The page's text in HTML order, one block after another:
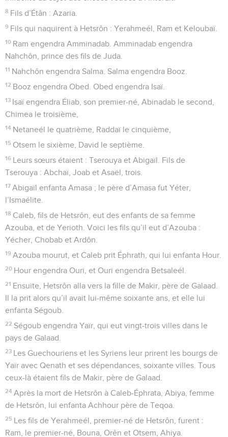
8 Fils d’Étân : Azaria.
9 Fils qui naquirent à Hetsrôn : Yerahmeél, Ram et Keloubaï.
10 Ram engendra Amminadab. Amminadab engendra
Nahchôn, prince des fils de Juda.
11 Nahchôn engendra Salma. Salma engendra Booz.
12 Booz engendra Obed. Obed engendra Isaï.
13 Isaï engendra Éliab, son premier-né, Abinadab le second,
Chimea le troisième,
14 Netaneél le quatrième, Raddaï le cinquième,
15 Otsem le sixième, David le septième.
16 Leurs sœurs étaient : Tserouya et Abigaïl. Fils de
Tserouya : Abchaï, Joab et Asaël, trois.
17 Abigaïl enfanta Amasa ; le père d’Amasa fut Yéter,
l’Ismaélite.
18 Caleb, fils de Hetsrôn, eut des enfants de sa femme
Azouba, et de Yerioth. Voici les fils qu’il eut d’Azouba :
Yécher, Chobab et Ardôn.
19 Azouba mourut, et Caleb prit Éphrath, qui lui enfanta Hour.
20 Hour engendra Ouri, et Ouri engendra Betsaleél.
21 Ensuite, Hetsrôn alla vers la fille de Makir, père de Galaad.
Il la prit alors qu’il avait lui-même soixante ans, et elle lui
enfanta Ségoub.
22 Ségoub engendra Yaïr, qui eut vingt-trois villes dans le
pays de Galaad.
23 Les Guechouriens et les Syriens leur prirent les bourgs de
Yaïr avec Qenath et ses dépendances, soixante villes. Tous
ceux-là étaient fils de Makir, père de Galaad.
24 Après la mort de Hetsrôn à Caleb-Éphrata, Abiya, femme
de Hetsrôn, lui enfanta Achhour père de Teqoa.
25 Les fils de Yerahmeél, premier-né de Hetsrôn, furent :
Ram, le premier-né, Bouna, Orên et Otsem, Ahiya.